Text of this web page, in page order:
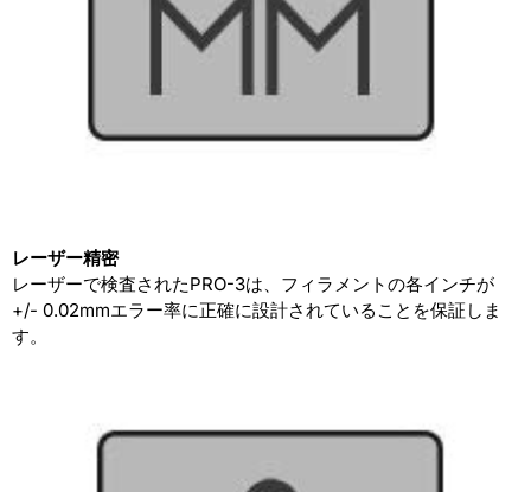
レーザー精密
レーザーで検査されたPRO-3は、フィラメントの各インチが
+/- 0.02mmエラー率に正確に設計されていることを保証しま
す。